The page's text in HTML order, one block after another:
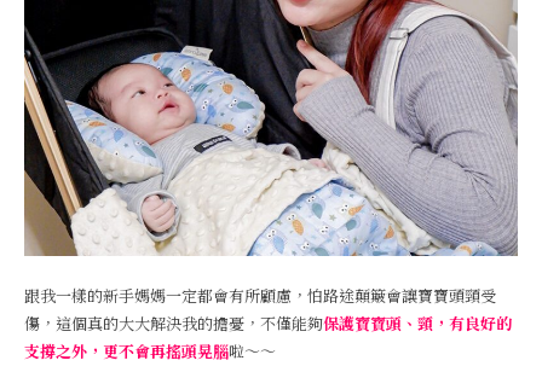
跟我一樣的新手媽媽一定都會有所顧慮，怕路途顛簸會讓寶寶頭頸受
傷，這個真的大大解決我的擔憂，不僅能夠保護寶寶頭、頸，有良好的
支撐之外，更不會再搖頭晃腦啦～～